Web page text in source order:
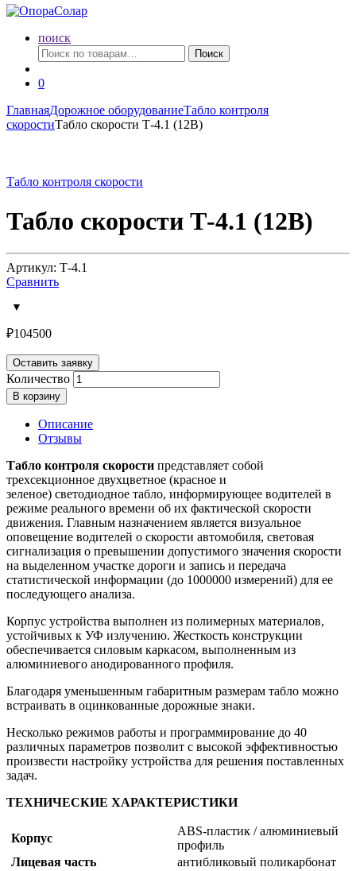
поиск
Искать:
Поиск
0
ГлавнаяДорожное оборудованиеТабло контроля
скоростиТабло скорости Т-4.1 (12В)
Табло контроля скорости
Табло скорости Т-4.1 (12В)
Артикул: Т-4.1
Сравнить
₽104500
Оставить заявку
Количество
В корзину
Описание
Отзывы
Табло контроля скорости представляет собой
трехсекционное двухцветное (красное и
зеленое) светодиодное табло, информирующее водителей в
режиме реального времени об их фактической скорости
движения. Главным назначением является визуальное
оповещение водителей о скорости автомобиля, световая
сигнализация о превышении допустимого значения скорости
на выделенном участке дороги и запись и передача
статистической информации (до 1000000 измерений) для ее
последующего анализа.
Корпус устройства выполнен из полимерных материалов,
устойчивых к УФ излучению. Жесткость конструкции
обеспечивается силовым каркасом, выполненным из
алюминиевого анодированного профиля.
Благодаря уменьшенным габаритным размерам табло можно
встраивать в оцинкованные дорожные знаки.
Несколько режимов работы и программирование до 40
различных параметров позволит с высокой эффективностью
произвести настройку устройства для решения поставленных
задач.
ТЕХНИЧЕСКИЕ ХАРАКТЕРИСТИКИ
Корпус
ABS-пластик / алюминиевый
профиль
Лицевая часть
антибликовый поликарбонат